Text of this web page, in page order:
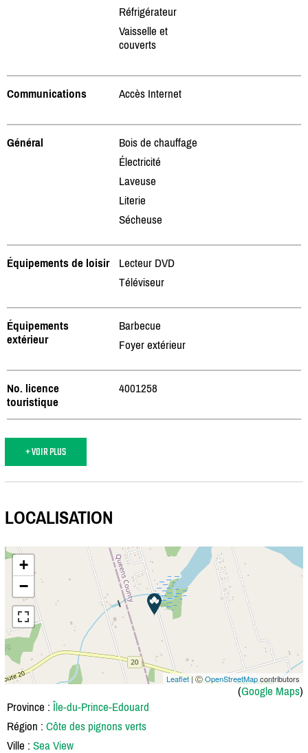
Réfrigérateur
Vaisselle et
couverts
Communications Accès Internet
Général
Bois de chauffage
Électricité
Laveuse
Literie
Sécheuse
Équipements de loisir
Lecteur DVD
Téléviseur
Équipements
extérieur
Barbecue
Foyer extérieur
No. licence
touristique
4001258
+ VOIR PLUS
LOCALISATION
+
−
Leaflet| ⒸOpenStreetMapcontributors
(Google Maps)
Province : Île-du-Prince-Edouard
Région : Côte des pignons verts
Ville : Sea View